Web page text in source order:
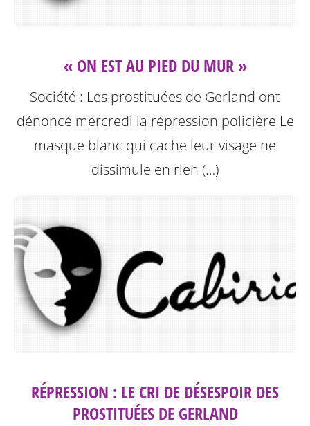
« ON EST AU PIED DU MUR »
Société : Les prostituées de Gerland ont
dénoncé mercredi la répression policière Le
masque blanc qui cache leur visage ne
dissimule en rien (…)
RÉPRESSION : LE CRI DE DÉSESPOIR DES
PROSTITUÉES DE GERLAND